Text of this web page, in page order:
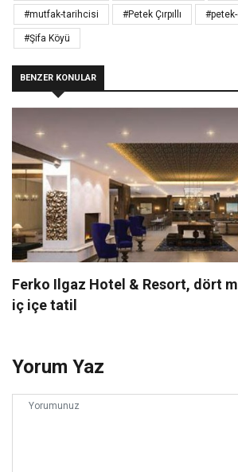
#mutfak-tarihcisi #Petek Çırpıllı
#Şifa Köyü
BENZER KONULAR
Ferko Ilgaz Hotel & Resort, dört
iç içe tatil
Yorum Yaz